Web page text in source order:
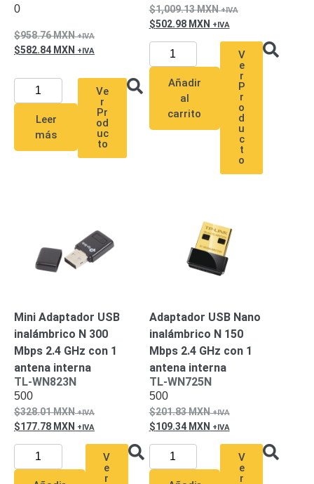
Cámaras
Industriales
Adaptadores
de
Pared
Baterías
Alimentación
Plantas
de
EnergíaPoE
- No Break
Kits-
Sistemas
Completos
IP
de 4
CanalesTurboHD
de 8
Monitores
0
958.76MXN
582.84 MXN
Leer
más
Ve
r
Pr
od
uc
to
1,009.13MXN
502.98 MXN
Añadir
al
carrito
V
e
r
P
r
o
d
u
c
t
o
Mini Adaptador USB
inalámbrico N 300
Mbps 2.4 GHz con 1
antena interna
TL-WN823N
500
328.01MXN
177.78 MXN
V
e
r
Adaptador USB Nano
inalámbrico N 150
Mbps 2.4 GHz con 1
antena interna
TL-WN725N
500
201.83MXN
109.34 MXN
V
e
r